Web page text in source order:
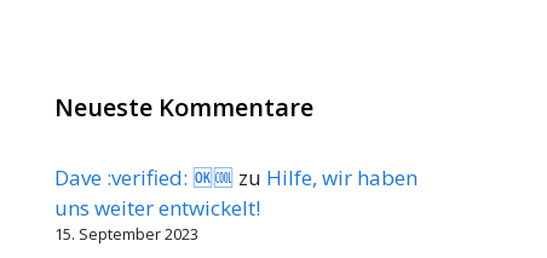
Neueste Kommentare
Dave :verified: 🆗🆒 zu Hilfe, wir haben
uns weiter entwickelt!
15. September 2023